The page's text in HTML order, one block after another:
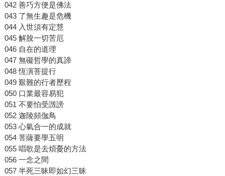
042 善巧方便是佛法
043 了無生趣是危機
044 入世須有定慧
045 解脫一切苦厄
046 自在的道理
047 無礙哲學的真諦
048 恆演菩提行
049 艱難的行者歷程
050 口業最容易犯
051 不要怕受譭謗
052 迦陵頻伽鳥
053 心氣合一的成就
054 菩薩要學五明
055 唱歌是去煩憂的方法
056 一念之間
057 半死三昧即如幻三昧